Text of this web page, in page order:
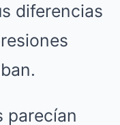
diferencias
parecían